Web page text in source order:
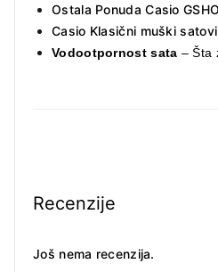
Ostala Ponuda Casio
Casio Klasični muški satovi
Vodootpornost sata – Šta
Recenzije
Još nema recenzija.